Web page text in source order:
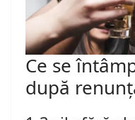
Ce se
după